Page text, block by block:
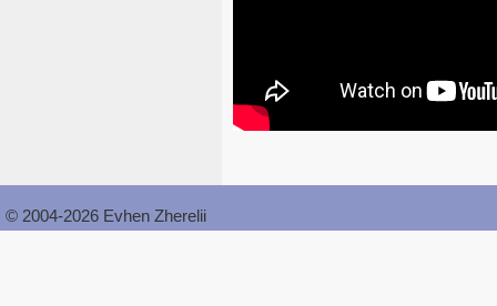
© 2004-2026 Evhen Zherelii